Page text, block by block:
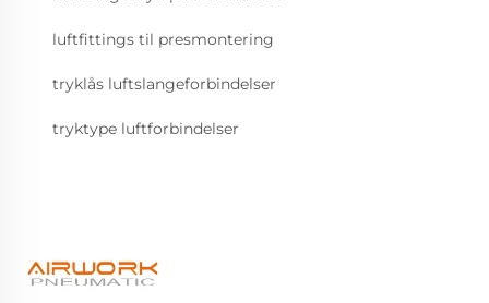
luftfittings til presmontering
tryklås luftslangeforbindelser
tryktype luftforbindelser